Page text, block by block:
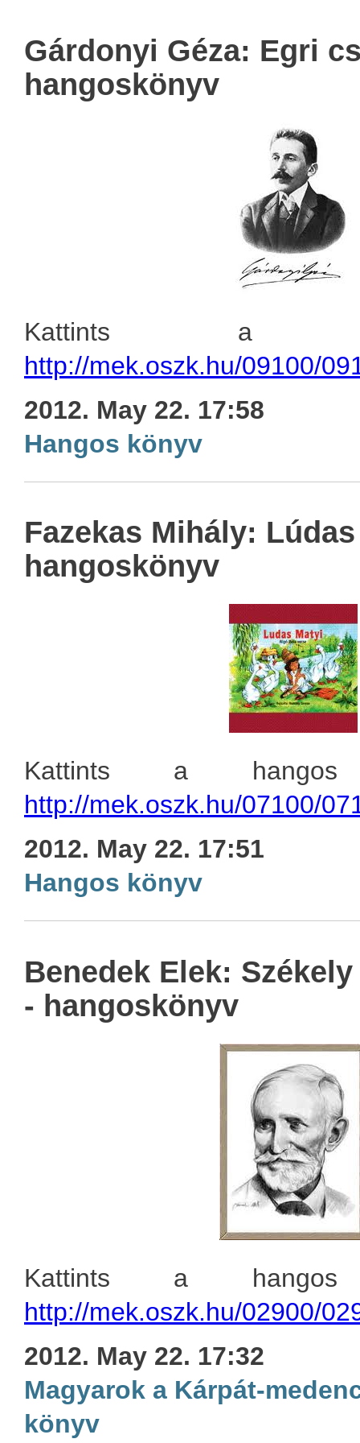
Gárdonyi Géza: Egri
hangoskönyv
Kattints a
http://mek.oszk.hu/09100/
2012. May 22. 17:58
Hangos könyv
Fazekas Mihály:
hangoskönyv
Kattints a hangos
http://mek.oszk.hu/07100/
2012. May 22. 17:51
Hangos könyv
Benedek Elek:
- hangoskönyv
Kattints a hangos
http://mek.oszk.hu/02900/
2012. May 22. 17:32
Magyarok a Kárpát-
könyv